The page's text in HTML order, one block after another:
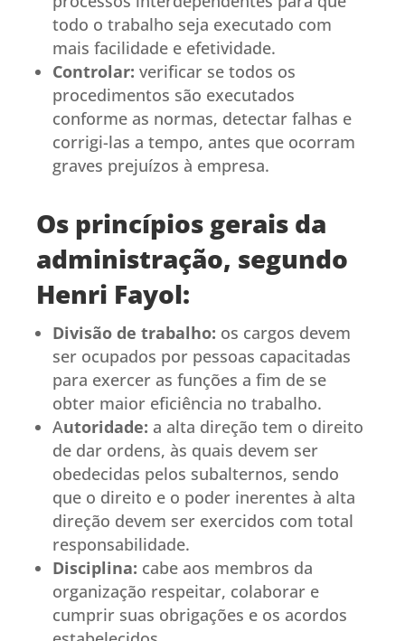
todo o trabalho seja executado com
mais facilidade e efetividade.
Controlar: verificar se todos os
procedimentos são executados
conforme as normas, detectar falhas e
corrigi-las a tempo, antes que ocorram
graves prejuízos à empresa.
Os princípios gerais da
administração, segundo
Henri Fayol:
Divisão de trabalho: os cargos devem
ser ocupados por pessoas capacitadas
para exercer as funções a fim de se
obter maior eficiência no trabalho.
Autoridade: a alta direção tem o direito
de dar ordens, às quais devem ser
obedecidas pelos subalternos, sendo
que o direito e o poder inerentes à alta
direção devem ser exercidos com total
responsabilidade.
Disciplina: cabe aos membros da
organização respeitar, colaborar e
cumprir suas obrigações e os acordos